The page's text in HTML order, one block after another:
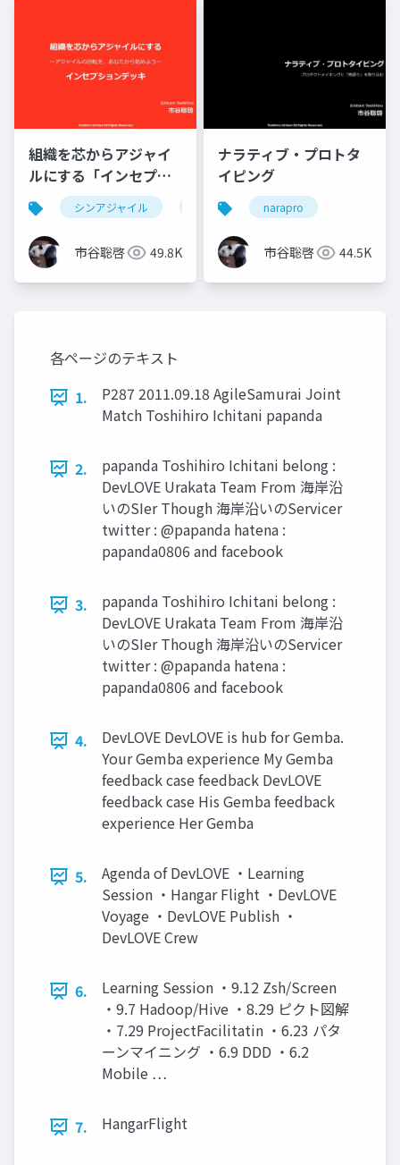
組織を芯からアジャイ
ルにする「インセプシ
ョンデッキ」
シンアジャイル
市谷聡啓 49.8K
ナラティブ・プロトタ
イピング
narapro
市谷聡啓 44.5K
各ページのテキスト
1.
P287 2011.09.18 AgileSamurai Joint
Match Toshihiro Ichitani papanda
2.
papanda Toshihiro Ichitani belong :
DevLOVE Urakata Team From 海岸沿
いのSIer Though 海岸沿いのServicer
twitter : @papanda hatena :
papanda0806 and facebook
3.
papanda Toshihiro Ichitani belong :
DevLOVE Urakata Team From 海岸沿
いのSIer Though 海岸沿いのServicer
twitter : @papanda hatena :
papanda0806 and facebook
4.
DevLOVE DevLOVE is hub for Gemba.
Your Gemba experience My Gemba
feedback case feedback DevLOVE
feedback case His Gemba feedback
experience Her Gemba
5.
Agenda of DevLOVE ・Learning
Session ・Hangar Flight ・DevLOVE
Voyage ・DevLOVE Publish ・
DevLOVE Crew
6.
Learning Session ・9.12 Zsh/Screen
・9.7 Hadoop/Hive ・8.29 ピクト図解
・7.29 ProjectFacilitatin ・6.23 パタ
ーンマイニング ・6.9 DDD ・6.2
Mobile …
7. HangarFlight